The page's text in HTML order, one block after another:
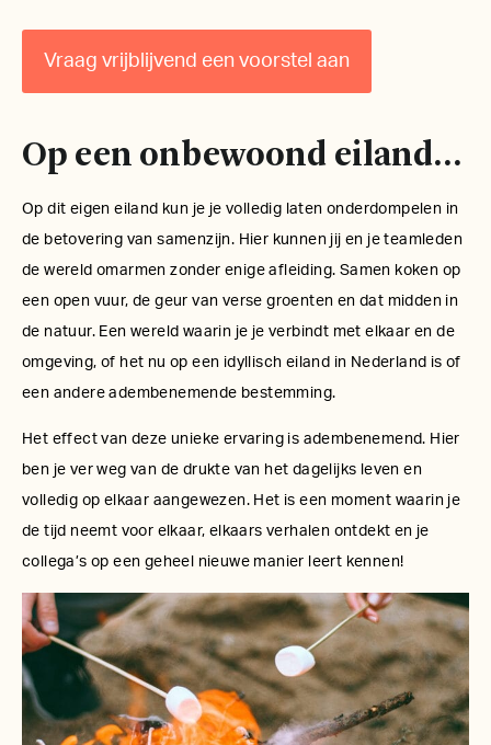
Vraag vrijblijvend een voorstel aan
Op een onbewoond eiland…
Op dit eigen eiland kun je je volledig laten onderdompelen in
de betovering van samenzijn. Hier kunnen jij en je teamleden
de wereld omarmen zonder enige afleiding. Samen koken op
een open vuur, de geur van verse groenten en dat midden in
de natuur. Een wereld waarin je je verbindt met elkaar en de
omgeving, of het nu op een idyllisch eiland in Nederland is of
een andere adembenemende bestemming.
Het effect van deze unieke ervaring is adembenemend. Hier
ben je ver weg van de drukte van het dagelijks leven en
volledig op elkaar aangewezen. Het is een moment waarin je
de tijd neemt voor elkaar, elkaars verhalen ontdekt en je
collega’s op een geheel nieuwe manier leert kennen!